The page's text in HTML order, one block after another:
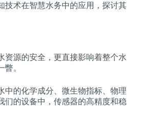
技术在智慧水务中的应用，探讨其
资源的安全，更直接影响着整个水
。
中的化学成分、微生物指标、物理
们的设备中，传感器的高精度和稳